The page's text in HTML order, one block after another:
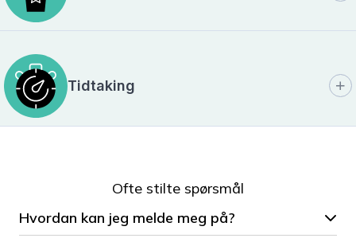
Tidtaking
Ofte stilte spørsmål
Hvordan kan jeg melde meg på?